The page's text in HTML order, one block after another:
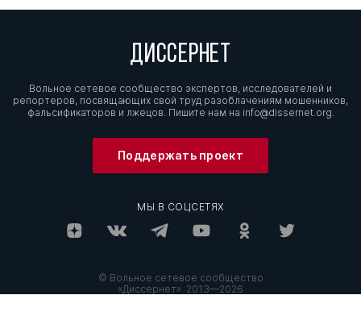
ДИССЕРНЕТ
Вольное сетевое сообщество экспертов, исследователей и
репортеров, посвящающих свой труд разоблачениям мошенников,
фальсификаторов и лжецов. Пишите нам на info@dissernet.org.
Поддержать проект
МЫ В СОЦСЕТЯХ
© Вольное сетевое сообщество
«Диссернет». 2013—2026